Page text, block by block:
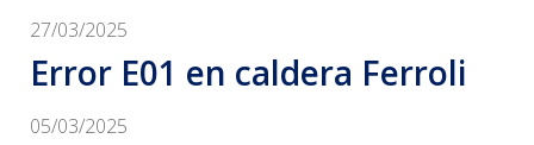
27/03/2025
Error E01 en caldera Ferroli
05/03/2025